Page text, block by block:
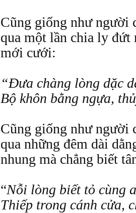
Cũng giống như người
qua một lần chia ly
mới cưới:
“Đưa chàng lòng dặc
Bộ khôn bằng ngựa,
Cũng giống như người
qua những đêm dài
nhung mà chẳng biết
“Nỗi lòng biết tỏ cùng
Thiếp trong cánh cửa,